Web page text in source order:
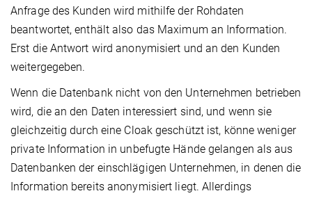
Anfrage des Kunden wird mithilfe der Rohdaten
beantwortet, enthält also das Maximum an Information.
Erst die Antwort wird anonymisiert und an den Kunden
weitergegeben.
Wenn die Datenbank nicht von den Unternehmen betrieben
wird, die an den Daten interessiert sind, und wenn sie
gleichzeitig durch eine Cloak geschützt ist, könne weniger
private Information in unbefugte Hände gelangen als aus
Datenbanken der einschlägigen Unternehmen, in denen die
Information bereits anonymisiert liegt. Allerdings